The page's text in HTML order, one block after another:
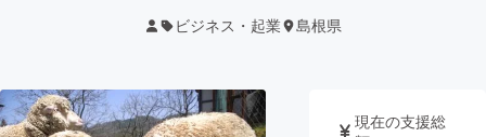
注目の新着プロ
ジェクト
募集終了が近いプ
ロジェクト
アート・写真 音楽
ビジネス・起業 島根県
現在の支援総